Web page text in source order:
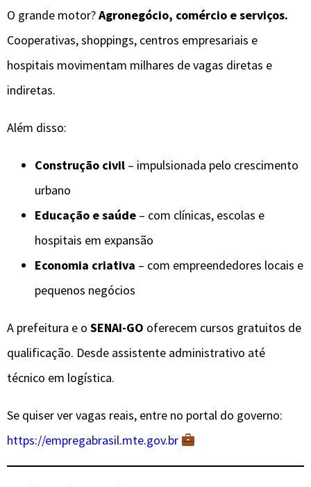
O grande motor?Agronegócio, comércio e serviços.
Cooperativas, shoppings, centros empresariais e
hospitais movimentam milhares de vagas diretas e
indiretas.
Além disso:
Construção civil – impulsionada pelo crescimento
urbano
Educação e saúde – com clínicas, escolas e
hospitais em expansão
Economia criativa – com empreendedores locais e
pequenos negócios
A prefeitura e o SENAI-GO oferecem cursos gratuitos de
qualificação. Desde assistente administrativo até
técnico em logística.
Se quiser ver vagas reais, entre no portal do governo:
https://empregabrasil.mte.gov.br